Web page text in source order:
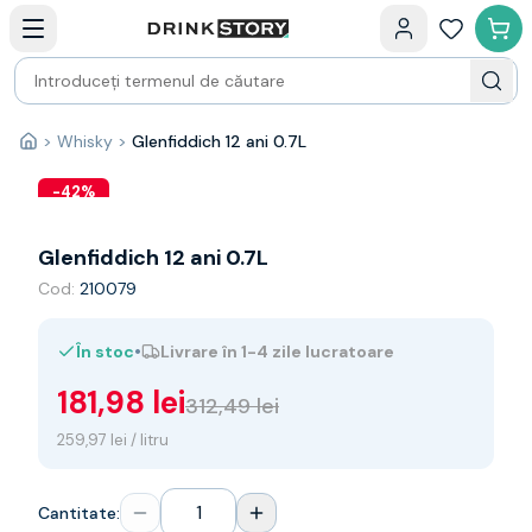
Bauturi fine — selectie
Produse Noi
Cosuri cadou
Pachete & Cadouri
Vin
Tamaioasa
Franta
Spania
Australia
Noua Zeelanda
Sampanie
Acasă
> Whisky > Glenfiddich 12 ani 0.7L
-42%
Glenfiddich 12 ani 0.7L
Cod: 210079
În stoc• Livrare în 1-4 zile lucratoare
181,98 lei312,49 lei
259,97 lei / litru
Cantitate: